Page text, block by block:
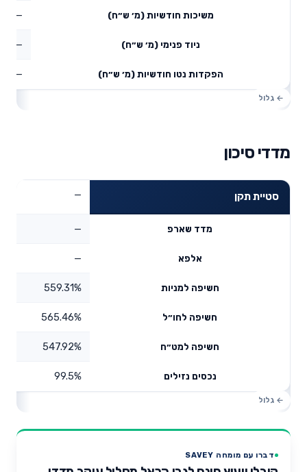
משיכות חודשיות (מ׳ ש״ח) —
ניוד פנימי (מ׳ ש״ח) —
הפקדות נטו חודשיות (מ׳ ש״ח) —
מדדי סיכון
סטיית תקן —
מדד שארפ —
אלפא —
חשיפה למניות 559.31%
חשיפה לחו״ל 565.46%
חשיפה למט״ח 547.92%
נכסים נזילים 99.5%
דברו עם מומחה SAVEY